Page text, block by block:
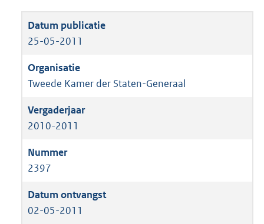
25-05-2011
Tweede Kamer der Staten-Generaal
2010-2011
2397
02-05-2011